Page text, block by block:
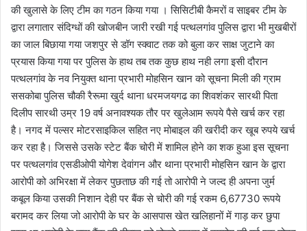
की खुलासे के लिए टीम का गठन किया गया । सिसिटीबी कैमरों व साइबर टीम के
द्वारा लगातार संदिग्धों की खोजबीन जारी रखी गई पत्थलगांव पुलिस द्वारा भी मुखबीरों
का जाल बिछाया गया जशपुर से डॉग स्क्वाट तक को बुला कर साक्ष जुटाने का
प्रयास किया गया पर पुलिस के हाथ तब तक कुछ हाथ नही लगा इसी दौरान
पत्थलगांव के नव नियुक्त थाना प्रभारी मोहसिन खान को सूचना मिली की ग्राम
ससकोबा पुलिस चौकी रैरूमा खुर्द थाना धरमजयगढ का शिवशंकर सारथी पिता
दिलीप सारथी उम्र 19 वर्ष अनावश्यक तौर पर खुलेआम रूपये पैसे खर्च कर रहा
है। नगद में पल्सर मोटरसाइकिल सहित नए मोबाइल की खरीदी कर खूब रुपये खर्च
कर रहा है। जिससे उसके स्टेट बैंक चोरी में शामिल होने का शक हुआ इस सूचना
पर पत्थलगांव एसडीओपी योगेश देवांगन और थाना प्रभारी मोहसिन खान के द्वारा
आरोपी को अभिरक्षा में लेकर पुछताछ की गई तो आरोपी ने जल्द ही अपना जुर्म
कबूल किया उसकी निशान देही पर बैंक से चोरी की गई रकम 6,67730 रूपये
बरामद कर लिया जो आरोपी के घर के आसपास खेत खलिहानों में गाड़ कर छुपा